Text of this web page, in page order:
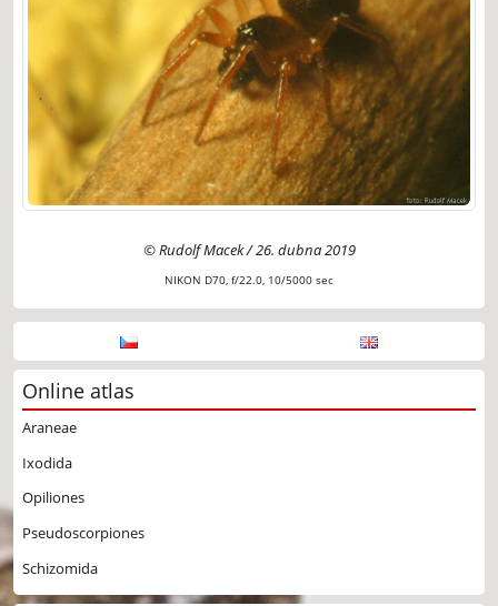
© Rudolf Macek / 26. dubna 2019
NIKON D70, f/22.0, 10/5000 sec
Online atlas
Araneae
Ixodida
Opiliones
Pseudoscorpiones
Schizomida